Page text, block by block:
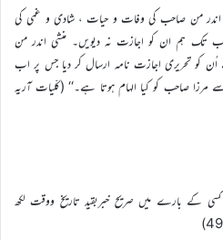
اندر من صاحب کی وفات و حیات ، شادی و غمی کی
تک ہم ان کو اجازت نہ دیویں۔ منشی اندر من
کو تحریری اجازت نامہ ارسال کر دیا جس پر اب
مرزا صاحب کو کیا الہام ہوتا ہے۔‘‘ (کلّیات آریہ
کے بارے میں صریح خبربقید تاریخ ووقت لکھ